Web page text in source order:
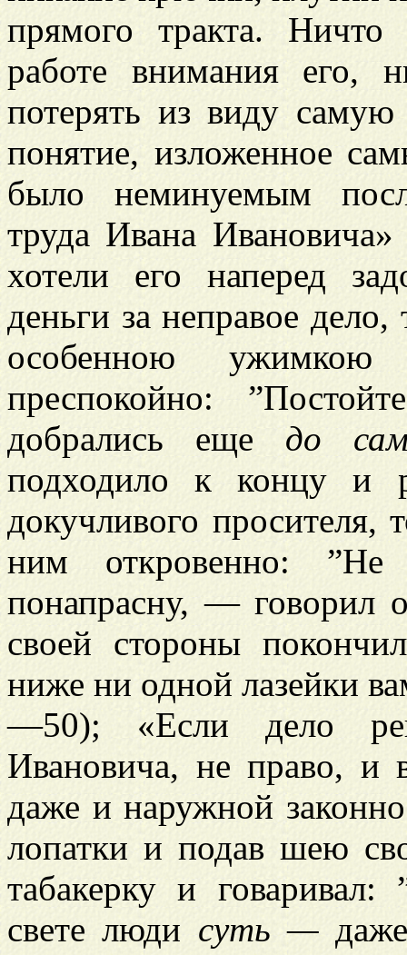
прямого тракта.
работе внимания его,
потерять из виду
понятие, изложенное
было неминуемым
труда Ивана
хотели его наперед
деньги за неправое
особенною ужимкою
преспокойно:
добрались еще до
подходило к концу и
докучливого просителя,
ним откровенно: ”Не
понапрасну, —
своей стороны
ниже ни одной лазейки
—50); «Если дело
Ивановича, не право, и
даже и наружной
лопатки и подав шею
табакерку и
свете люди суть —